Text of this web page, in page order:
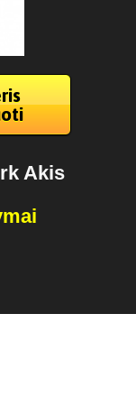
Akis